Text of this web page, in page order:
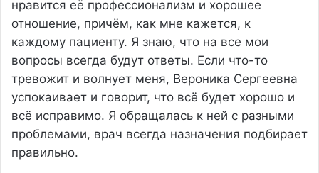
нравится её профессионализм и хорошее
отношение, причём, как мне кажется, к
каждому пациенту. Я знаю, что на все мои
вопросы всегда будут ответы. Если что-то
тревожит и волнует меня, Вероника Сергеевна
успокаивает и говорит, что всё будет хорошо и
всё исправимо. Я обращалась к ней с разными
проблемами, врач всегда назначения подбирает
правильно.